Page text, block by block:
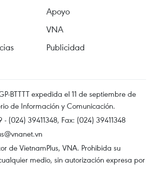
Apoyo
VNA
Publicidad
BTTTT expedida el 11 de septiembre de
de Información y Comunicación.
- (024) 39411348, Fax: (024) 39411348
de VietnamPlus, VNA. Prohibida su
medio, sin autorización expresa por